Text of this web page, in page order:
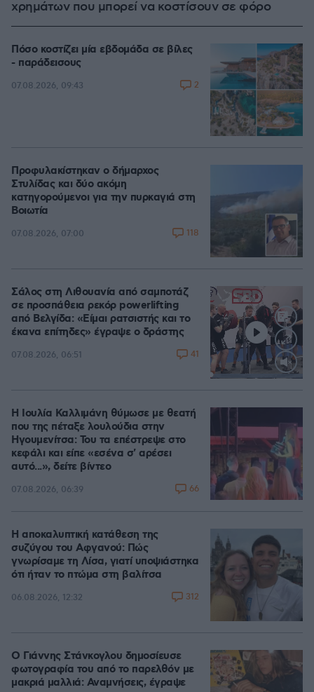
χρημάτων που μπορεί να κοστίσουν σε φόρο
Πόσο κοστίζει μία εβδομάδα σε βίλες
- παράδεισους
07.08.2026, 09:43 2
Προφυλακίστηκαν ο δήμαρχος
Στυλίδας και δύο ακόμη
κατηγορούμενοι για την πυρκαγιά στη
Βοιωτία
07.08.2026, 07:00 118
Loaded
Σάλος στη Λιθουανία από σαμποτάζ
σε προσπάθεια ρεκόρ powerlifting
από Βελγίδα: «Είμαι ρατσιστής και το
έκανα επίτηδες» έγραψε ο δράστης
07.08.2026, 06:51 41
Η Ιουλία Καλλιμάνη θύμωσε με θεατή
που της πέταξε λουλούδια στην
Ηγουμενίτσα: Του τα επέστρεψε στο
κεφάλι και είπε «εσένα σ' αρέσει
αυτό...», δείτε βίντεο
07.08.2026, 06:39 66
Η αποκαλυπτική κατάθεση της
συζύγου του Αφγανού: Πώς
γνωρίσαμε τη Λίσα, γιατί υποψιάστηκα
ότι ήταν το πτώμα στη βαλίτσα
06.08.2026, 12:32 312
Ο Γιάννης Στάνκογλου δημοσίευσε
φωτογραφία του από το παρελθόν με
μακριά μαλλιά: Αναμνήσεις, έγραψε